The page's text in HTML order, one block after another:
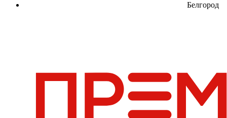
Белгород